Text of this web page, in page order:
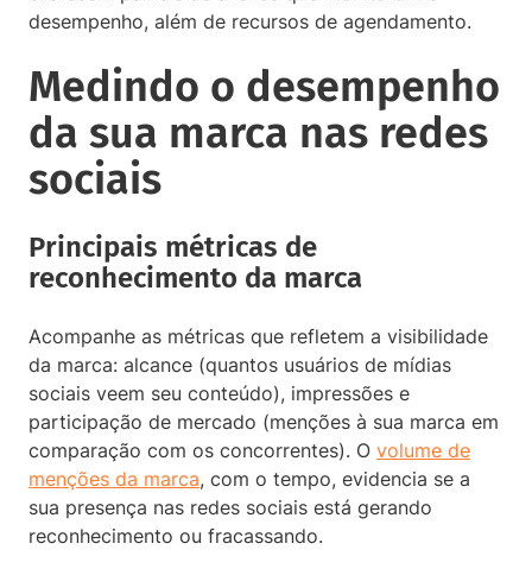
desempenho, além de recursos de agendamento.
Medindo o desempenho
da sua marca nas redes
sociais
Principais métricas de
reconhecimento da marca
Acompanhe as métricas que refletem a visibilidade
da marca: alcance (quantos usuários de mídias
sociais veem seu conteúdo), impressões e
participação de mercado (menções à sua marca em
comparação com os concorrentes). O volume de
menções da marca, com o tempo, evidencia se a
sua presença nas redes sociais está gerando
reconhecimento ou fracassando.